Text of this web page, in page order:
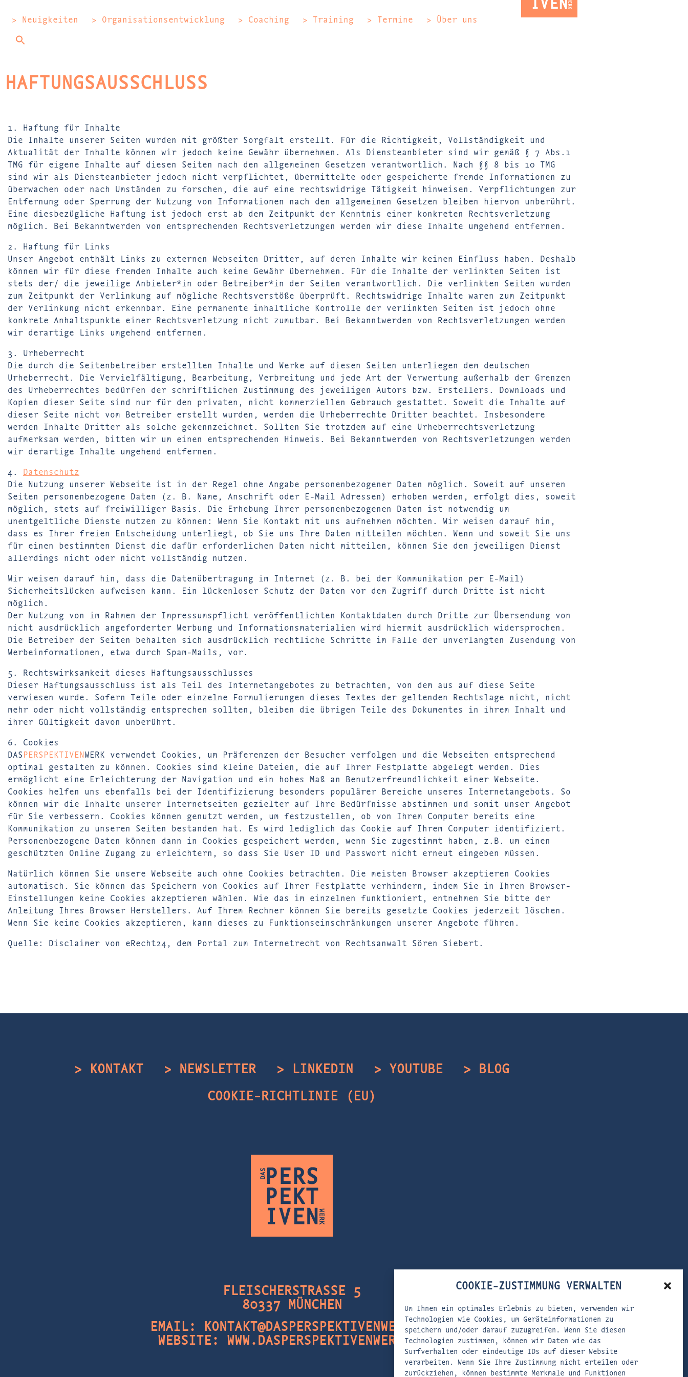
COOKIE-ZUSTIMMUNG VERWALTEN
Um Ihnen ein optimales Erlebnis zu bieten, verwenden wir
Technologien wie Cookies, um Geräteinformationen zu
speichern und/oder darauf zuzugreifen. Wenn Sie diesen
Technologien zustimmen, können wir Daten wie das
Surfverhalten oder eindeutige IDs auf dieser Website
verarbeiten. Wenn Sie Ihre Zustimmung nicht erteilen oder
zurückziehen, können bestimmte Merkmale und Funktionen
> Neuigkeiten > Organisationsentwicklung > Coaching > Training > Termine > Über uns
HAFTUNGSAUSSCHLUSS
1. Haftung für Inhalte
Die Inhalte unserer Seiten wurden mit größter Sorgfalt erstellt. Für die Richtigkeit, Vollständigkeit und
Aktualität der Inhalte können wir jedoch keine Gewähr übernehmen. Als Diensteanbieter sind wir gemäß § 7 Abs.1
TMG für eigene Inhalte auf diesen Seiten nach den allgemeinen Gesetzen verantwortlich. Nach §§ 8 bis 10 TMG
sind wir als Diensteanbieter jedoch nicht verpflichtet, übermittelte oder gespeicherte fremde Informationen zu
überwachen oder nach Umständen zu forschen, die auf eine rechtswidrige Tätigkeit hinweisen. Verpflichtungen zur
Entfernung oder Sperrung der Nutzung von Informationen nach den allgemeinen Gesetzen bleiben hiervon unberührt.
Eine diesbezügliche Haftung ist jedoch erst ab dem Zeitpunkt der Kenntnis einer konkreten Rechtsverletzung
möglich. Bei Bekanntwerden von entsprechenden Rechtsverletzungen werden wir diese Inhalte umgehend entfernen.
2. Haftung für Links
Unser Angebot enthält Links zu externen Webseiten Dritter, auf deren Inhalte wir keinen Einfluss haben. Deshalb
können wir für diese fremden Inhalte auch keine Gewähr übernehmen. Für die Inhalte der verlinkten Seiten ist
stets der/ die jeweilige Anbieter*in oder Betreiber*in der Seiten verantwortlich. Die verlinkten Seiten wurden
zum Zeitpunkt der Verlinkung auf mögliche Rechtsverstöße überprüft. Rechtswidrige Inhalte waren zum Zeitpunkt
der Verlinkung nicht erkennbar. Eine permanente inhaltliche Kontrolle der verlinkten Seiten ist jedoch ohne
konkrete Anhaltspunkte einer Rechtsverletzung nicht zumutbar. Bei Bekanntwerden von Rechtsverletzungen werden
wir derartige Links umgehend entfernen.
3. Urheberrecht
Die durch die Seitenbetreiber erstellten Inhalte und Werke auf diesen Seiten unterliegen dem deutschen
Urheberrecht. Die Vervielfältigung, Bearbeitung, Verbreitung und jede Art der Verwertung außerhalb der Grenzen
des Urheberrechtes bedürfen der schriftlichen Zustimmung des jeweiligen Autors bzw. Erstellers. Downloads und
Kopien dieser Seite sind nur für den privaten, nicht kommerziellen Gebrauch gestattet. Soweit die Inhalte auf
dieser Seite nicht vom Betreiber erstellt wurden, werden die Urheberrechte Dritter beachtet. Insbesondere
werden Inhalte Dritter als solche gekennzeichnet. Sollten Sie trotzdem auf eine Urheberrechtsverletzung
aufmerksam werden, bitten wir um einen entsprechenden Hinweis. Bei Bekanntwerden von Rechtsverletzungen werden
wir derartige Inhalte umgehend entfernen.
4. Datenschutz
Die Nutzung unserer Webseite ist in der Regel ohne Angabe personenbezogener Daten möglich. Soweit auf unseren
Seiten personenbezogene Daten (z. B. Name, Anschrift oder E-Mail Adressen) erhoben werden, erfolgt dies, soweit
möglich, stets auf freiwilliger Basis. Die Erhebung Ihrer personenbezogenen Daten ist notwendig um
unentgeltliche Dienste nutzen zu können: Wenn Sie Kontakt mit uns aufnehmen möchten. Wir weisen darauf hin,
dass es Ihrer freien Entscheidung unterliegt, ob Sie uns Ihre Daten mitteilen möchten. Wenn und soweit Sie uns
für einen bestimmten Dienst die dafür erforderlichen Daten nicht mitteilen, können Sie den jeweiligen Dienst
allerdings nicht oder nicht vollständig nutzen.
Wir weisen darauf hin, dass die Datenübertragung im Internet (z. B. bei der Kommunikation per E-Mail)
Sicherheitslücken aufweisen kann. Ein lückenloser Schutz der Daten vor dem Zugriff durch Dritte ist nicht
möglich.
Der Nutzung von im Rahmen der Impressumspflicht veröffentlichten Kontaktdaten durch Dritte zur Übersendung von
nicht ausdrücklich angeforderter Werbung und Informationsmaterialien wird hiermit ausdrücklich widersprochen.
Die Betreiber der Seiten behalten sich ausdrücklich rechtliche Schritte im Falle der unverlangten Zusendung von
Werbeinformationen, etwa durch Spam-Mails, vor.
5. Rechtswirksamkeit dieses Haftungsausschlusses
Dieser Haftungsausschluss ist als Teil des Internetangebotes zu betrachten, von dem aus auf diese Seite
verwiesen wurde. Sofern Teile oder einzelne Formulierungen dieses Textes der geltenden Rechtslage nicht, nicht
mehr oder nicht vollständig entsprechen sollten, bleiben die übrigen Teile des Dokumentes in ihrem Inhalt und
ihrer Gültigkeit davon unberührt.
6. Cookies
DASPERSPEKTIVENWERK verwendet Cookies, um Präferenzen der Besucher verfolgen und die Webseiten entsprechend
optimal gestalten zu können. Cookies sind kleine Dateien, die auf Ihrer Festplatte abgelegt werden. Dies
ermöglicht eine Erleichterung der Navigation und ein hohes Maß an Benutzerfreundlichkeit einer Webseite.
Cookies helfen uns ebenfalls bei der Identifizierung besonders populärer Bereiche unseres Internetangebots. So
können wir die Inhalte unserer Internetseiten gezielter auf Ihre Bedürfnisse abstimmen und somit unser Angebot
für Sie verbessern. Cookies können genutzt werden, um festzustellen, ob von Ihrem Computer bereits eine
Kommunikation zu unseren Seiten bestanden hat. Es wird lediglich das Cookie auf Ihrem Computer identifiziert.
Personenbezogene Daten können dann in Cookies gespeichert werden, wenn Sie zugestimmt haben, z.B. um einen
geschützten Online Zugang zu erleichtern, so dass Sie User ID und Passwort nicht erneut eingeben müssen.
Natürlich können Sie unsere Webseite auch ohne Cookies betrachten. Die meisten Browser akzeptieren Cookies
automatisch. Sie können das Speichern von Cookies auf Ihrer Festplatte verhindern, indem Sie in Ihren Browser-
Einstellungen keine Cookies akzeptieren wählen. Wie das im einzelnen funktioniert, entnehmen Sie bitte der
Anleitung Ihres Browser Herstellers. Auf Ihrem Rechner können Sie bereits gesetzte Cookies jederzeit löschen.
Wenn Sie keine Cookies akzeptieren, kann dieses zu Funktionseinschränkungen unserer Angebote führen.
Quelle: Disclaimer von eRecht24, dem Portal zum Internetrecht von Rechtsanwalt Sören Siebert.
> KONTAKT > NEWSLETTER > LINKEDIN > YOUTUBE
> BLOG
COOKIE-RICHTLINIE (EU)
FLEISCHERSTRASSE 5
80337 MÜNCHEN
EMAIL: KONTAKT@DASPERSPEKTIVENWERK.DE
WEBSITE: WWW.DASPERSPEKTIVENWERK.DE